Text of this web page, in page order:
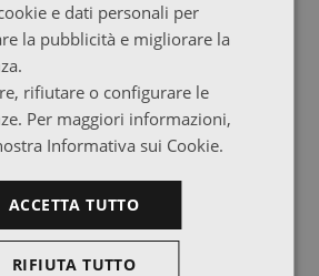
e dati personali per
la pubblicità e migliorare la
rifiutare o configurare le
Per maggiori informazioni,
Informativa sui Cookie.
ACCETTA TUTTO
RIFIUTA TUTTO